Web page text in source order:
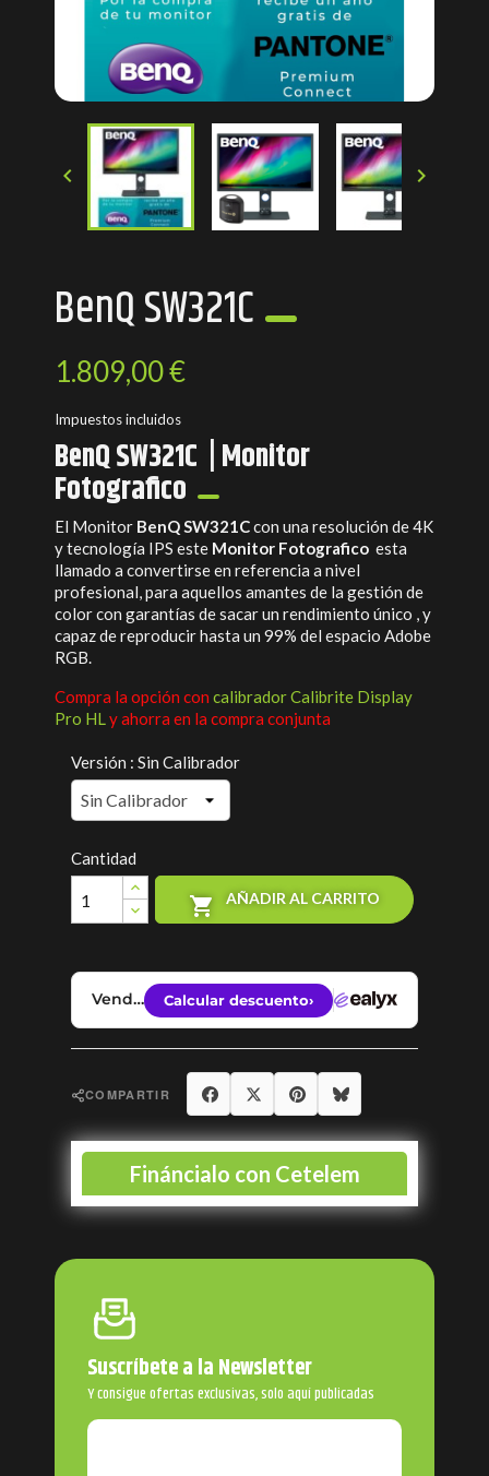
 
BenQ SW321C
1.809,00 €
Impuestos incluidos
BenQ SW321C | Monitor
Fotografico
El Monitor BenQ SW321Ccon una resolución de 4K
y tecnología IPS este Monitor Fotografico esta
llamado a convertirse en referencia a nivel
profesional, para aquellos amantes de la gestión de
color con garantías de sacar un rendimiento único , y
capaz de reproducir hasta un 99% del espacio Adobe
RGB.
Compra la opción con calibrador Calibrite Display
Pro HLy ahorra en la compra conjunta
Versión : Sin Calibrador
Cantidad
 AÑADIR AL CARRITO
COMPARTIR Compartir
Tuitear
Suscríbete a la Newsletter
Y consigue ofertas exclusivas, solo aquí publicadas